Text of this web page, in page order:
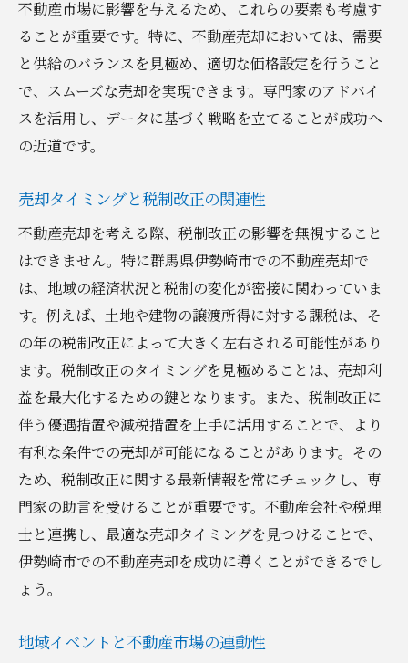
不動産市場に影響を与えるため、これらの要素も考慮す
ることが重要です。特に、不動産売却においては、需要
と供給のバランスを見極め、適切な価格設定を行うこと
で、スムーズな売却を実現できます。専門家のアドバイ
スを活用し、データに基づく戦略を立てることが成功へ
の近道です。
売却タイミングと税制改正の関連性
不動産売却を考える際、税制改正の影響を無視すること
はできません。特に群馬県伊勢崎市での不動産売却で
は、地域の経済状況と税制の変化が密接に関わっていま
す。例えば、土地や建物の譲渡所得に対する課税は、そ
の年の税制改正によって大きく左右される可能性があり
ます。税制改正のタイミングを見極めることは、売却利
益を最大化するための鍵となります。また、税制改正に
伴う優遇措置や減税措置を上手に活用することで、より
有利な条件での売却が可能になることがあります。その
ため、税制改正に関する最新情報を常にチェックし、専
門家の助言を受けることが重要です。不動産会社や税理
士と連携し、最適な売却タイミングを見つけることで、
伊勢崎市での不動産売却を成功に導くことができるでし
ょう。
地域イベントと不動産市場の連動性